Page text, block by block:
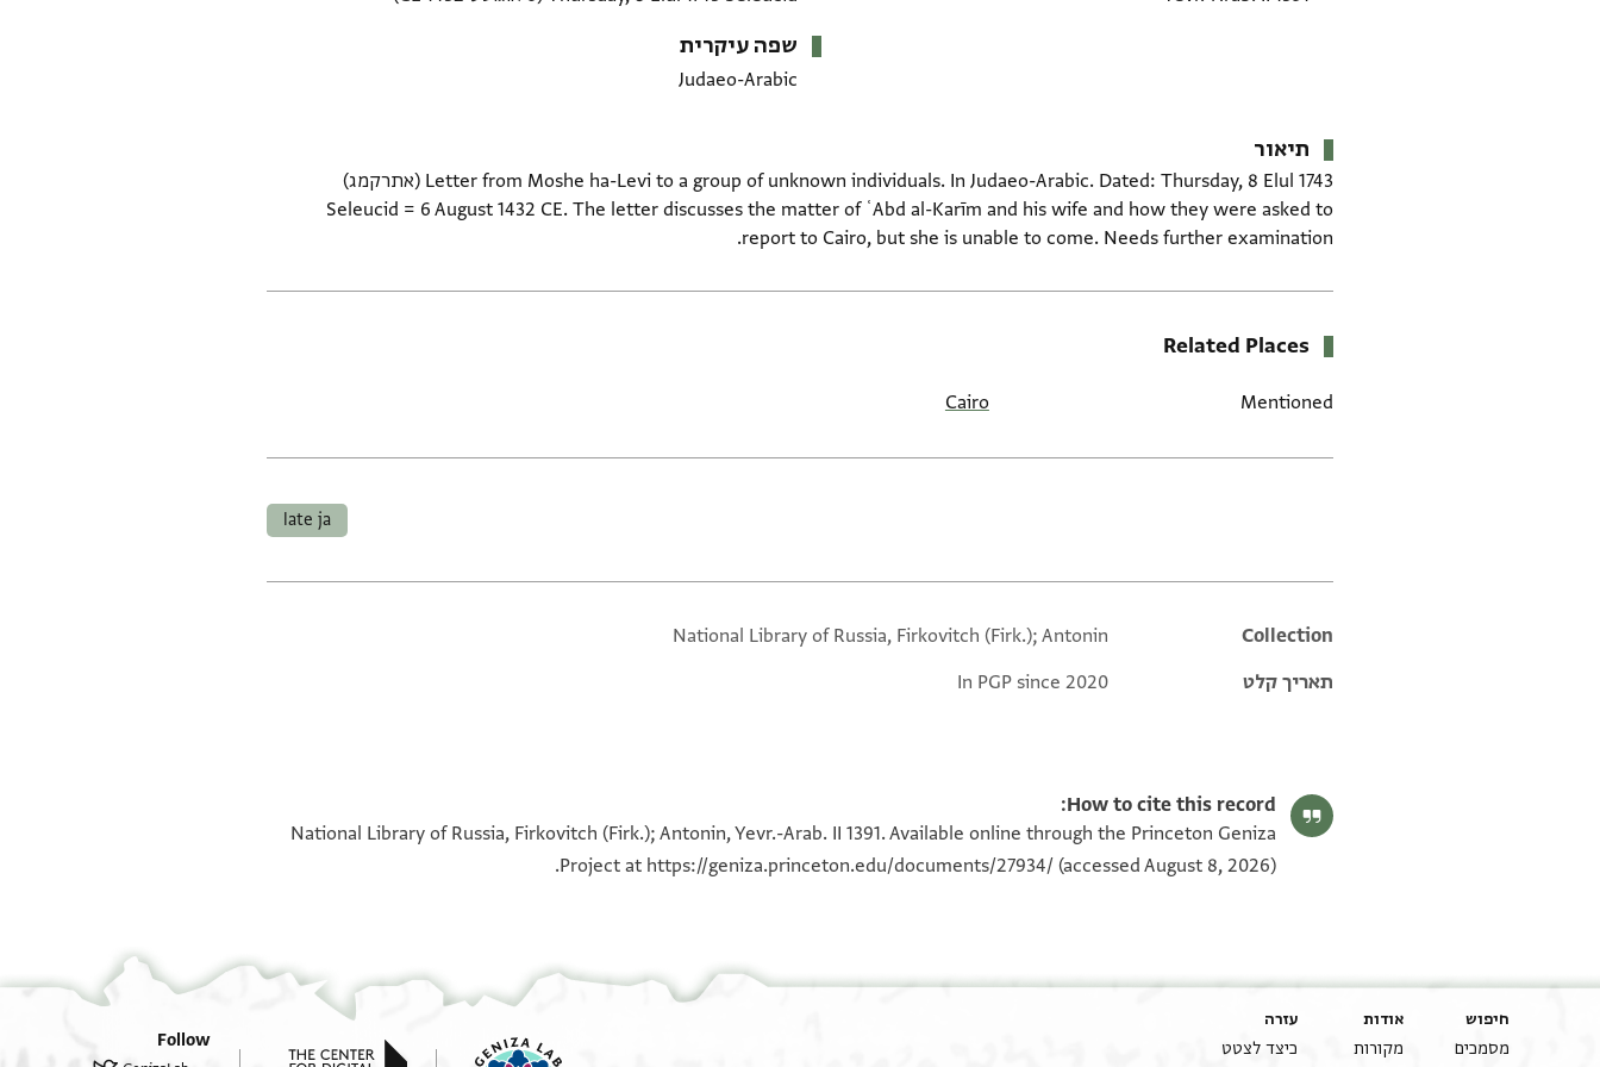
שפה עיקרית
Judaeo-Arabic
תיאור
Letter from Moshe ha-Levi to a group of unknown individuals. In Judaeo-Arabic. Dated: Thursday, 8 Elul 1743 (אתרקמג)
Seleucid = 6 August 1432 CE. The letter discusses the matter of ʿAbd al-Karīm and his wife and how they were asked to
report to Cairo, but she is unable to come. Needs further examination.
Related Places
Mentioned
Cairo
late ja
Additional metadata
Collection
National Library of Russia, Firkovitch (Firk.); Antonin
תאריך קלט
In PGP since 2020
How to cite this record:
National Library of Russia, Firkovitch (Firk.); Antonin, Yevr.-Arab. II 1391. Available online through the Princeton Geniza
Project at https://geniza.princeton.edu/documents/27934/ (accessed August 8, 2026).
חיפוש
מסמכים
אודות
מקורות
עזרה
כיצד לצטט
Follow